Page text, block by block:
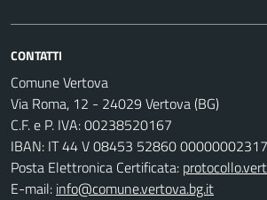
CONTATTI
Comune Vertova
Via Roma, 12 - 24029 Vertova (BG)
C.F. e P. IVA: 00238520167
IBAN: IT 44 V 08453 52860
Posta Elettronica Certificata:
E-mail: info@comune.vertova.bg.it